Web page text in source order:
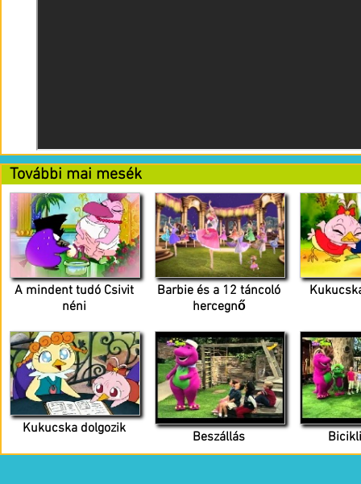
További mai mesék
A mindent tudó Csivit
néni
Barbie és a 12 táncoló
hercegnő
Kukucska dolgozik
Beszállás